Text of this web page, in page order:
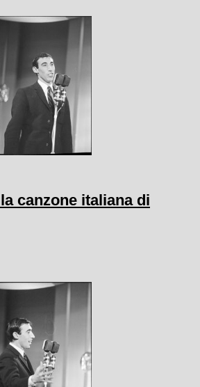
canzone italiana di